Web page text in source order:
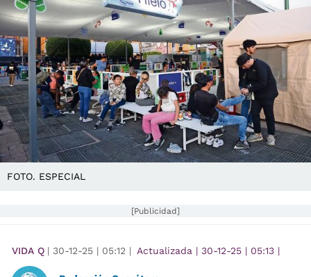
FOTO. ESPECIAL
[Publicidad]
VIDA Q | 30-12-25 | 05:12 | Actualizada | 30-12-25 | 05:13 |